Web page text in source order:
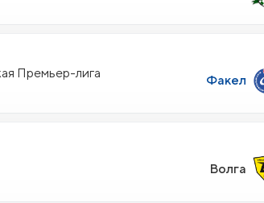
Премьер-лига Факел
Волга